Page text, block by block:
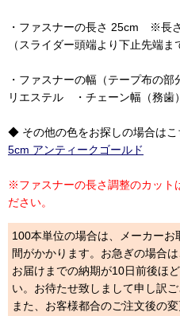
・ファスナーの長さ 25cm ※長
（スライダー頭端より下止先端ま
・ファスナーの幅（テープ布の
リエステル ・チェーン幅（務歯
◆ その他の色をお探しの場合
5cm アンティークゴールド
※ファスナーの長さ調整のカット
ださい。
100本単位の場合は、メーカー
間がかかります。お急ぎの場合は
お届けまでの納期が10日前後ほ
い。お待たせ致しまして申し訳ご
また、お客様都合のご注文後の